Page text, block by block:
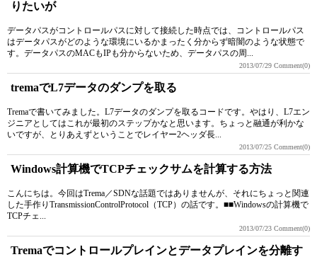
りたいが
データパスがコントロールパスに対して接続した時点では、コントロールパス
はデータパスがどのような環境にいるかまったく分からず暗闇のような状態で
す。データパスのMACもIPも分からないため、データパスの周...
2013/07/29 Comment(0)
tremaでL7データのダンプを取る
Tremaで書いてみました。L7データのダンプを取るコードです。やはり、L7エン
ジニアとしてはこれが最初のステップかなと思います。ちょっと融通が利かな
いですが、とりあえずということでレイヤー2ヘッダ長...
2013/07/25 Comment(0)
Windows計算機でTCPチェックサムを計算する方法
こんにちは。今回はTrema／SDNな話題ではありませんが、それにちょっと関連
した手作りTransmissionControlProtocol（TCP）の話です。■■Windowsの計算機で
TCPチェ...
2013/07/23 Comment(0)
Tremaでコントロールプレインとデータプレインを分離す